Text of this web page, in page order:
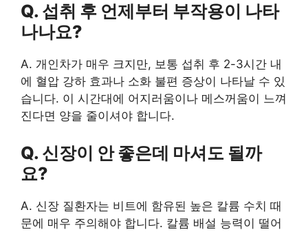
Q. 섭취 후 언제부터 부작용이 나타
나나요?
A. 개인차가 매우 크지만, 보통 섭취 후 2-3시간 내
에 혈압 강하 효과나 소화 불편 증상이 나타날 수 있
습니다. 이 시간대에 어지러움이나 메스꺼움이 느껴
진다면 양을 줄이셔야 합니다.
Q. 신장이 안 좋은데 마셔도 될까
요?
A. 신장 질환자는 비트에 함유된 높은 칼륨 수치 때
문에 매우 주의해야 합니다. 칼륨 배설 능력이 떨어